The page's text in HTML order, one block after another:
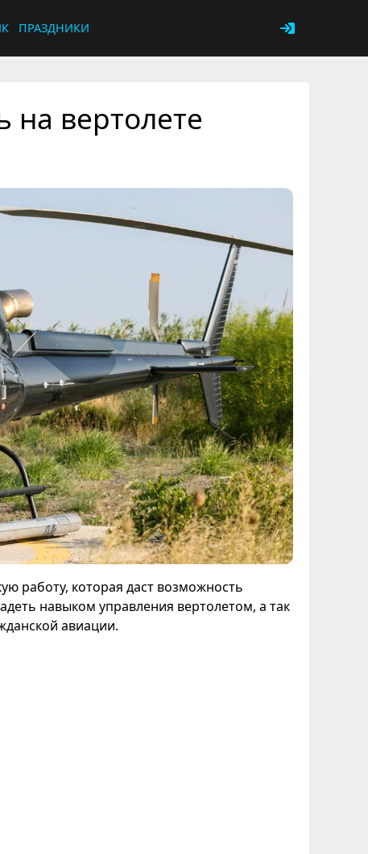
ПРАЗДНИКИ
на вертолете
работу, которая даст возможность
навыком управления вертолетом, а так
авиации.